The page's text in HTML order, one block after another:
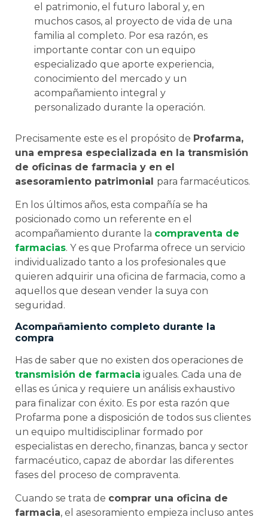
el patrimonio, el futuro laboral y, en
muchos casos, al proyecto de vida de una
familia al completo. Por esa razón, es
importante contar con un equipo
especializado que aporte experiencia,
conocimiento del mercado y un
acompañamiento integral y
personalizado durante la operación.
Precisamente este es el propósito de Profarma,
una empresa especializada en la transmisión
de oficinas de farmacia y en el
asesoramiento patrimonial para farmacéuticos.
En los últimos años, esta compañía se ha
posicionado como un referente en el
acompañamiento durante la compraventa de
farmacias. Y es que Profarma ofrece un servicio
individualizado tanto a los profesionales que
quieren adquirir una oficina de farmacia, como a
aquellos que desean vender la suya con
seguridad.
Acompañamiento completo durante la
compra
Has de saber que no existen dos operaciones de
transmisión de farmacia iguales. Cada una de
ellas es única y requiere un análisis exhaustivo
para finalizar con éxito. Es por esta razón que
Profarma pone a disposición de todos sus clientes
un equipo multidisciplinar formado por
especialistas en derecho, finanzas, banca y sector
farmacéutico, capaz de abordar las diferentes
fases del proceso de compraventa.
Cuando se trata de comprar una oficina de
farmacia, el asesoramiento empieza incluso antes